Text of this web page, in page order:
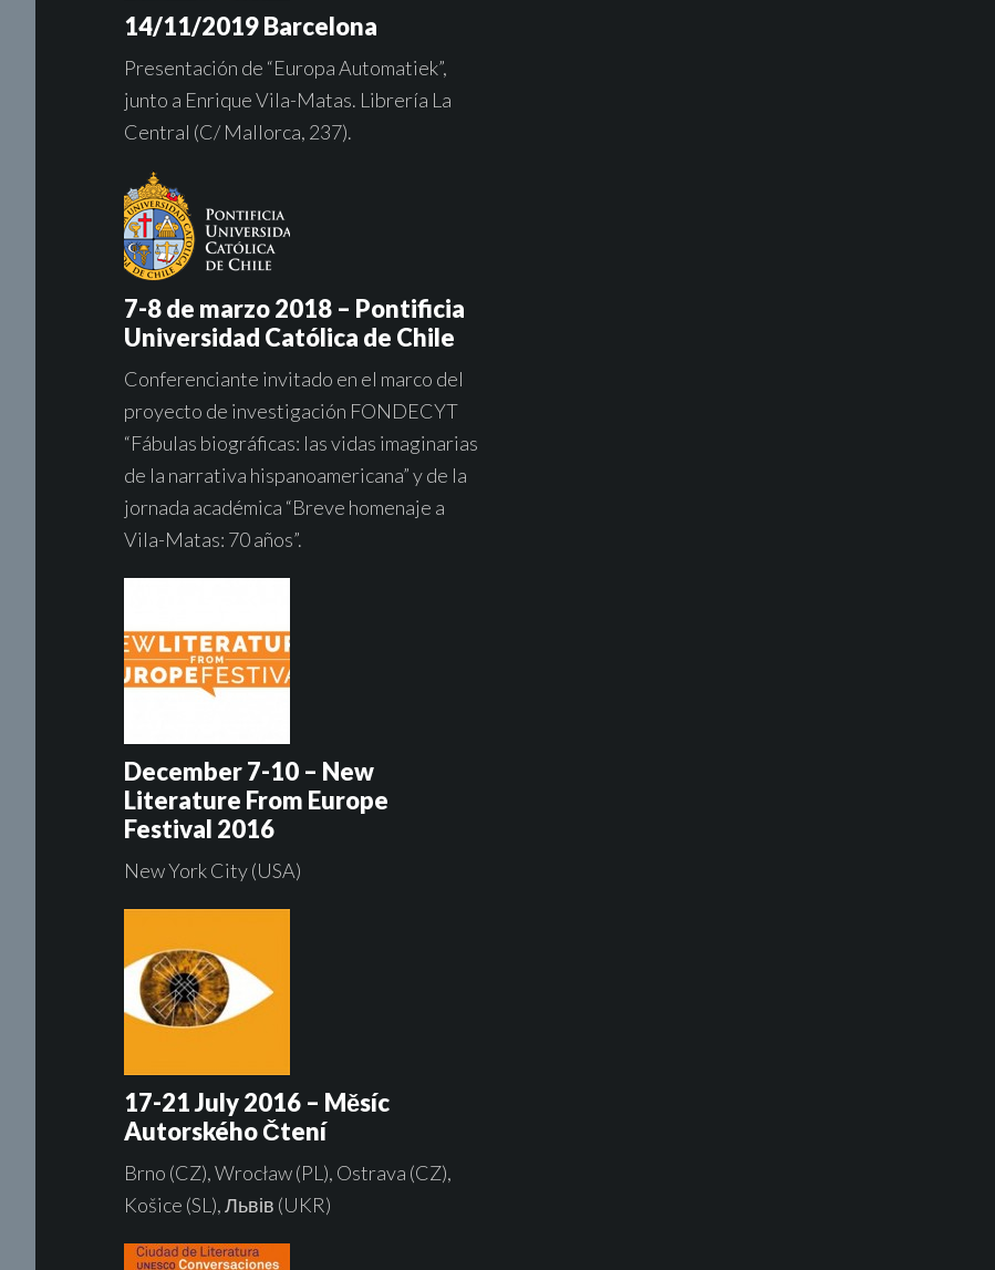
14/11/2019 Barcelona
Presentación de “Europa Automatiek”,
junto a Enrique Vila-Matas. Librería La
Central (C/ Mallorca, 237).
7-8 de marzo 2018 – Pontificia
Universidad Católica de Chile
Conferenciante invitado en el marco del
proyecto de investigación FONDECYT
“Fábulas biográficas: las vidas imaginarias
de la narrativa hispanoamericana” y de la
jornada académica “Breve homenaje a
Vila-Matas: 70 años”.
December 7-10 – New
Literature From Europe
Festival 2016
New York City (USA)
17-21 July 2016 – Měsíc
Autorského Čtení
Brno (CZ), Wrocław (PL), Ostrava (CZ),
Košice (SL), Львів (UKR)